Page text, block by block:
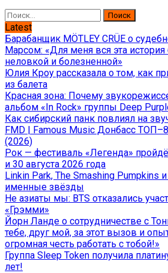
Найти:
Latest
Барабанщик MÖTLEY CRÜE о
Марсом: «Для меня вся эта
неловкой и болезненной»
Юлия Кроу рассказала о том, как
из балета
Красная зона: Почему
альбом «In Rock» группы Deep
Как сибирский панк повлиял на
FMD | Famous Music Донбасс
(2026)
Рок — фестиваль «Легенда»
и 30 августа 2026 года
Linkin Park, The Smashing Pumpkins
именные звёзды
Не азиаты мы: BTS отказались
«Грэмми»
Йорн Ланде о сотрудничестве с
тебе, друг мой, за этот вызов и
огромная честь работать с тобой!»
Группа Sleep Token получила
лет!